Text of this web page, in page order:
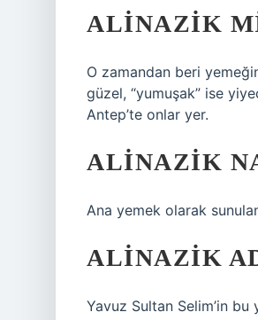
ALINAZIK
O zamandan beri
güzel, “yumuşak” ise
Antep’te onlar yer.
ALINAZIK
Ana yemek olarak
ALINAZIK
Yavuz Sultan Selim’in